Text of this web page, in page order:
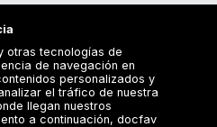
otras tecnologías de
de navegación en
personalizados y
el tráfico de nuestra
llegan nuestros
a continuación, docfav